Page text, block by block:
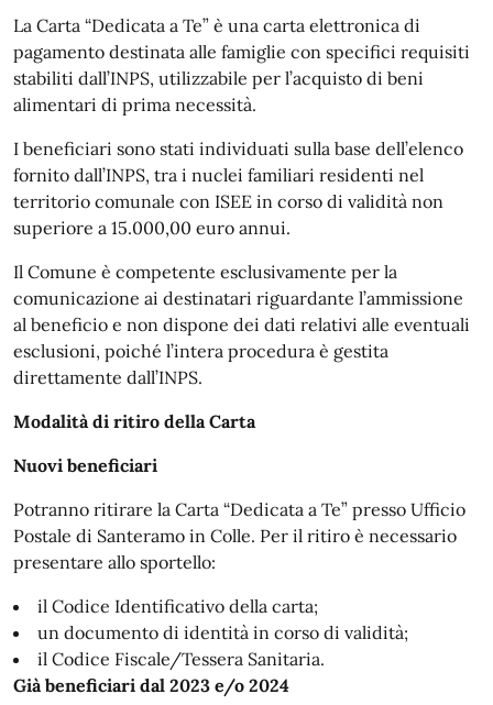
La Carta “Dedicata a Te” è una carta elettronica di
pagamento destinata alle famiglie con specifici requisiti
stabiliti dall’INPS, utilizzabile per l’acquisto di beni
alimentari di prima necessità.
I beneficiari sono stati individuati sulla base dell’elenco
fornito dall’INPS, tra i nuclei familiari residenti nel
territorio comunale con ISEE in corso di validità non
superiore a 15.000,00 euro annui.
Il Comune è competente esclusivamente per la
comunicazione ai destinatari riguardante l’ammissione
al beneficio e non dispone dei dati relativi alle eventuali
esclusioni, poiché l’intera procedura è gestita
direttamente dall’INPS.
Modalità di ritiro della Carta
Nuovi beneficiari
Potranno ritirare la Carta “Dedicata a Te” presso Ufficio
Postale di Santeramo in Colle. Per il ritiro è necessario
presentare allo sportello:
il Codice Identificativo della carta;
un documento di identità in corso di validità;
il Codice Fiscale/Tessera Sanitaria.
Già beneficiari dal 2023 e/o 2024